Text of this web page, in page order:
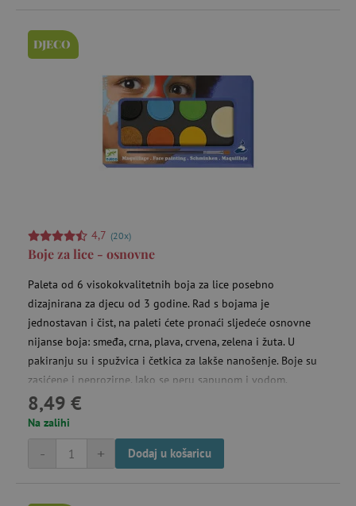
DJECO
4,7 (20x)
Boje za lice - osnovne
Paleta od 6 visokokvalitetnih boja za lice posebno
dizajnirana za djecu od 3 godine. Rad s bojama je
jednostavan i čist, na paleti ćete pronaći sljedeće osnovne
nijanse boja: smeđa, crna, plava, crvena, zelena i žuta. U
pakiranju su i spužvica i četkica za lakše nanošenje. Boje su
zasićene i neprozirne, lako se peru sapunom i vodom.
8,49 €
Na zalihi
+
- Dodaj u košaricu